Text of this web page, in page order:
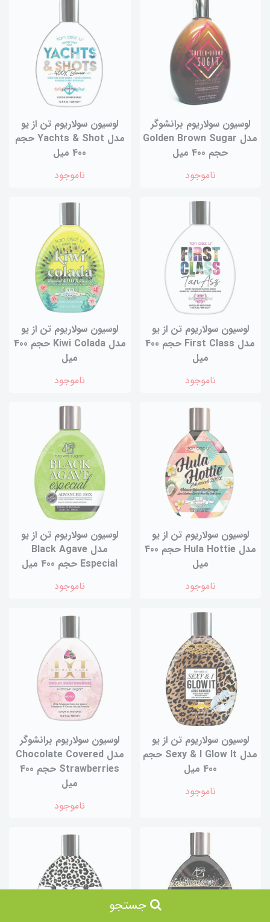
لوسیون سولاریوم برانشوگر
مدل Golden Brown Sugar
حجم 400 میل
ناموجود
لوسیون سولاریوم تن از یو
مدل Yachts & Shot حجم
400 میل
ناموجود
لوسیون سولاریوم تن از یو
مدل First Class حجم 400
میل
ناموجود
لوسیون سولاریوم تن از یو
مدل Kiwi Colada حجم 400
میل
ناموجود
لوسیون سولاریوم تن از یو
مدل Hula Hottie حجم 400
میل
ناموجود
لوسیون سولاریوم تن از یو
مدل Black Agave
Especial حجم 400 میل
ناموجود
لوسیون سولاریوم تن از یو
مدل Sexy & I Glow It حجم
400 میل
ناموجود
لوسیون سولاریوم برانشوگر
مدل Chocolate Covered
Strawberries حجم 400
میل
ناموجود
جستجو